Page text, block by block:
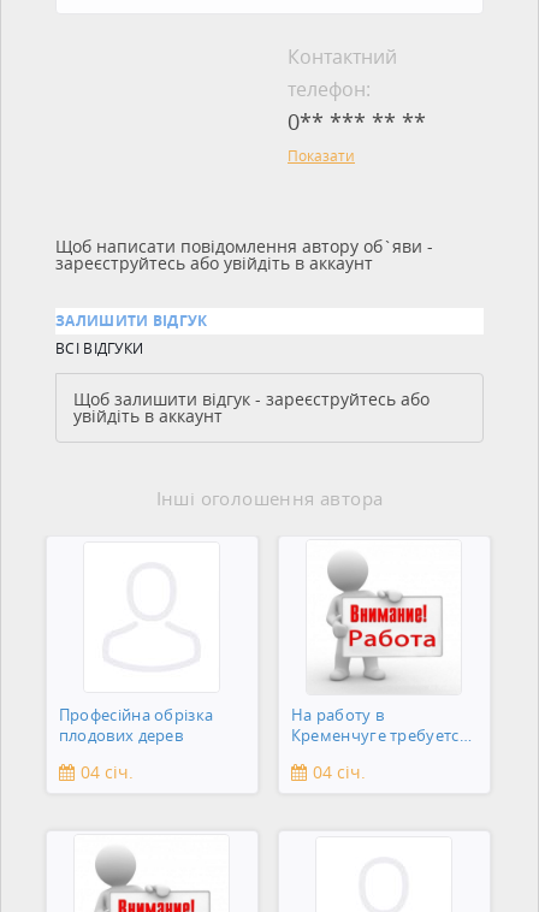
Контактний
телефон:
0** *** ** **
Показати
Щоб написати повідомлення автору об`яви -
зареєструйтесь або увійдіть в аккаунт
ЗАЛИШИТИ ВІДГУК
ВСІ ВІДГУКИ
Щоб залишити відгук - зареєструйтесь або
увійдіть в аккаунт
Інші оголошення автора
Професійна обрізка
плодових дерев
04 січ.
На работу в
Кременчуге требуется
04 січ.